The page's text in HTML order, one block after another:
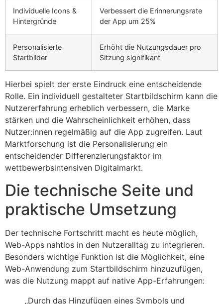
Individuelle Icons &
Hintergründe
Verbessert die Erinnerungsrate
der App um 25%
Personalisierte
Startbilder
Erhöht die Nutzungsdauer pro
Sitzung signifikant
Hierbei spielt der erste Eindruck eine entscheidende
Rolle. Ein individuell gestalteter Startbildschirm kann die
Nutzererfahrung erheblich verbessern, die Marke
stärken und die Wahrscheinlichkeit erhöhen, dass
Nutzer:innen regelmäßig auf die App zugreifen. Laut
Marktforschung ist die Personalisierung ein
entscheidender Differenzierungsfaktor im
wettbewerbsintensiven Digitalmarkt.
Die technische Seite und
praktische Umsetzung
Der technische Fortschritt macht es heute möglich,
Web-Apps nahtlos in den Nutzeralltag zu integrieren.
Besonders wichtige Funktion ist die Möglichkeit, eine
Web-Anwendung zum Startbildschirm hinzuzufügen,
was die Nutzung mappt auf native App-Erfahrungen:
„Durch das Hinzufügen eines Symbols und